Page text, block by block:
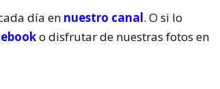
día en nuestro canal. O si lo
o disfrutar de nuestras fotos en